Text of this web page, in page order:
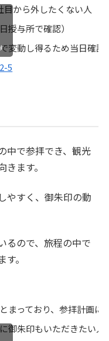
目から外したくない人
授与所で確認）
変動し得るため当日確認
5
中で参拝でき、観光
ます。
やすく、御朱印の動
るので、旅程の中で
。
まっており、参拝計画に
御朱印もいただきたい人